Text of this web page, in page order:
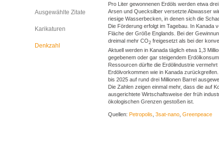
Ausgewählte Zitate
Karikaturen
Denkzahl
Pro Liter gewonnenen Erdöls werden etwa
Arsen und Quecksilber versetzte Abwasser
riesige Wasserbecken, in denen sich die
Die Förderung erfolgt im Tagebau. In Kanada
Fläche der Größe Englands. Bei der
dreimal mehr CO2 freigesetzt als bei der
Aktuell werden in Kanada täglich etwa 1,3
gegebenem oder gar steigendem
Ressourcen dürfte die Erdölindustrie
Erdölvorkommen wie in Kanada
bis 2025 auf rund drei Millionen Barrel
Die Zahlen zeigen einmal mehr, dass die auf
ausgerichtete Wirtschaftsweise der früh
ökologischen Grenzen gestoßen ist.
Quellen: Petropolis 3sat-nano Greenpeace